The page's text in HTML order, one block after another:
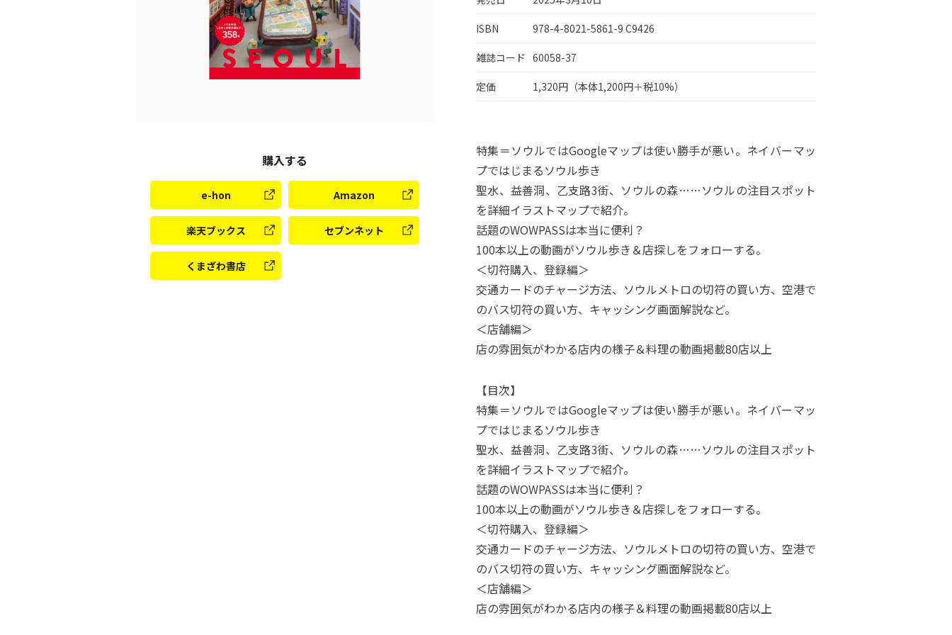
ISBN 978-4-8021-5861-9 C9426
雑誌コード 60058-37
定価 1,320円（本体1,200円＋税10%）
特集＝ソウルではGoogleマップは使い勝手が悪い。ネイバーマッ
プではじまるソウル歩き
聖水、益善洞、乙支路3街、ソウルの森……ソウルの注目スポット
を詳細イラストマップで紹介。
話題のWOWPASSは本当に便利？
100本以上の動画がソウル歩き＆店探しをフォローする。
＜切符購入、登録編＞
交通カードのチャージ方法、ソウルメトロの切符の買い方、空港で
のバス切符の買い方、キャッシング画面解説など。
＜店舗編＞
店の雰囲気がわかる店内の様子＆料理の動画掲載80店以上
【目次】
特集＝ソウルではGoogleマップは使い勝手が悪い。ネイバーマッ
プではじまるソウル歩き
聖水、益善洞、乙支路3街、ソウルの森……ソウルの注目スポット
を詳細イラストマップで紹介。
話題のWOWPASSは本当に便利？
100本以上の動画がソウル歩き＆店探しをフォローする。
＜切符購入、登録編＞
交通カードのチャージ方法、ソウルメトロの切符の買い方、空港で
のバス切符の買い方、キャッシング画面解説など。
＜店舗編＞
店の雰囲気がわかる店内の様子＆料理の動画掲載80店以上
購入する
e-hon Amazon
楽天ブックス セブンネット
くまざわ書店